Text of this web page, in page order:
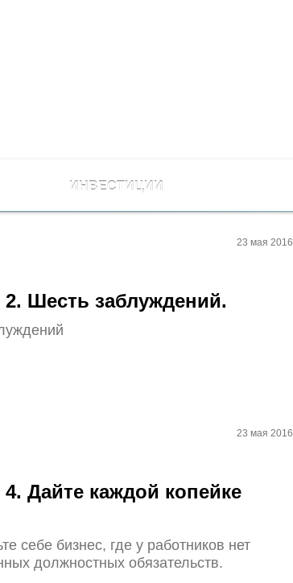
ИНВЕСТИЦИИ
23 мая 2016
2. Шесть заблуждений.
23 мая 2016
Дайте каждой копейке
себе бизнес, где у работников нет
должностных обязательств.